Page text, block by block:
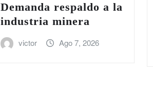
Demanda respaldo a la
industria minera
victor Ago 7, 2026